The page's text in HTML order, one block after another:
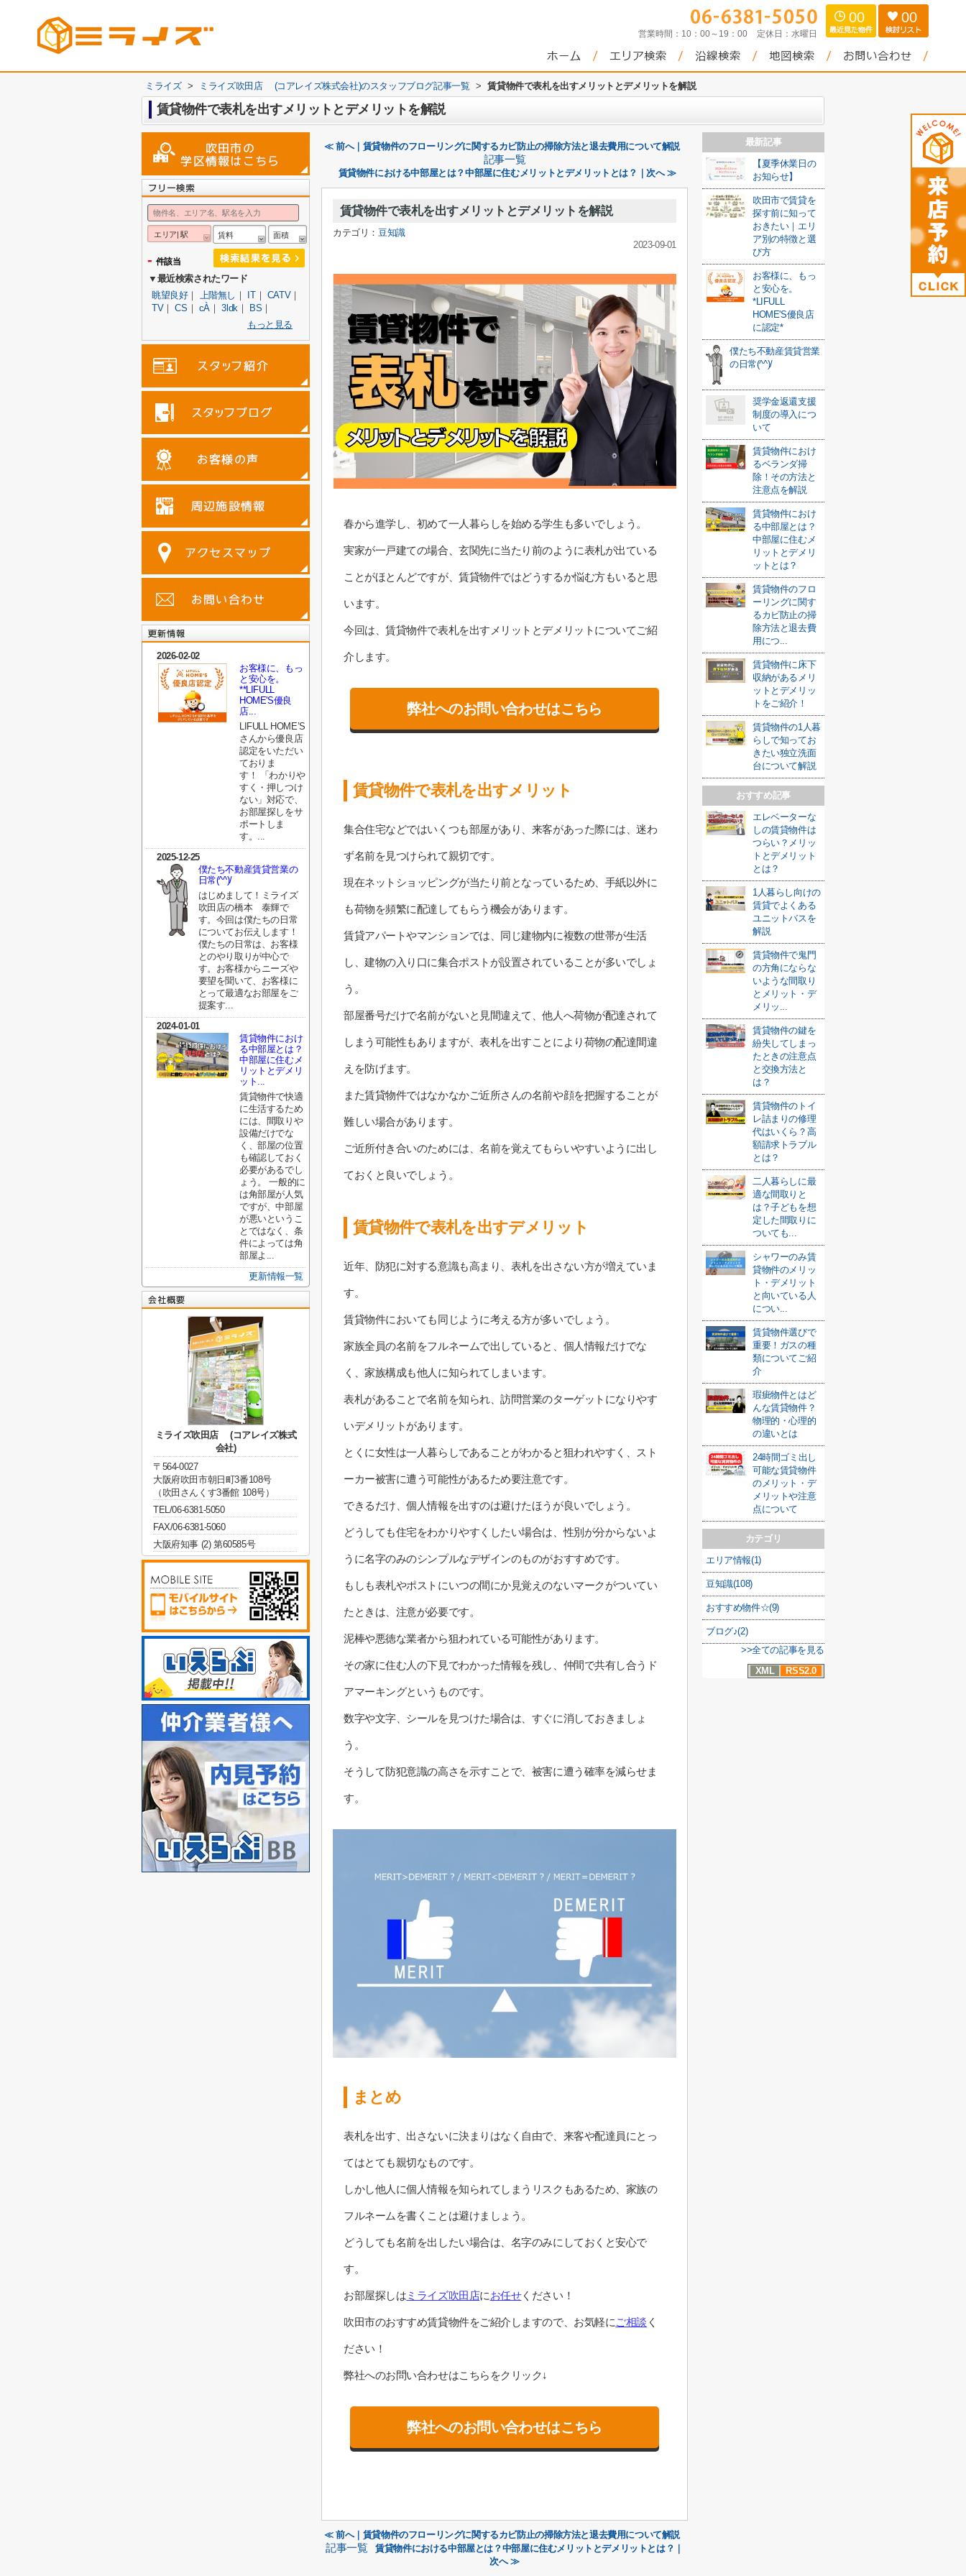
営業時間： 10：00～19：00 定休日： 水曜日
00 00
ミライズ > ミライズ吹田店 (コアレイズ株式会社)のスタッフブログ記事一覧 > 賃貸物件で表札を出すメリットとデメリットを解説
賃貸物件で表札を出すメリットとデメリットを解説
≪ 前へ｜賃貸物件のフローリングに関するカビ防止の掃除方法と退去費用について解説
記事一覧
賃貸物件における中部屋とは？中部屋に住むメリットとデメリットとは？｜次へ ≫
賃貸物件で表札を出すメリットとデメリットを解説
カテゴリ：豆知識
2023-09-01
春から進学し、初めて一人暮らしを始める学生も多いでしょう。
実家が一戸建ての場合、玄関先に当たり前のように表札が出ている
ことがほとんどですが、賃貸物件ではどうするか悩む方もいると思
います。
今回は、賃貸物件で表札を出すメリットとデメリットについてご紹
介します。
弊社へのお問い合わせはこちら
賃貸物件で表札を出すメリット
集合住宅などではいくつも部屋があり、来客があった際には、迷わ
ず名前を見つけられて親切です。
現在ネットショッピングが当たり前となっているため、手紙以外に
も荷物を頻繁に配達してもらう機会があります。
賃貸アパートやマンションでは、同じ建物内に複数の世帯が生活
し、建物の入り口に集合ポストが設置されていることが多いでしょ
う。
部屋番号だけで名前がないと見間違えて、他人へ荷物が配達されて
しまう可能性もありますが、表札を出すことにより荷物の配達間違
えを防げます。
また賃貸物件ではなかなかご近所さんの名前や顔を把握することが
難しい場合があります。
ご近所付き合いのためには、名前を覚えてもらいやすいように出し
ておくと良いでしょう。
賃貸物件で表札を出すデメリット
近年、防犯に対する意識も高まり、表札を出さない方が増えていま
す。
賃貸物件においても同じように考える方が多いでしょう。
家族全員の名前をフルネームで出していると、個人情報だけでな
く、家族構成も他人に知られてしまいます。
表札があることで名前を知られ、訪問営業のターゲットになりやす
いデメリットがあります。
とくに女性は一人暮らしであることがわかると狙われやすく、スト
ーカー被害に遭う可能性があるため要注意です。
できるだけ、個人情報を出すのは避けたほうが良いでしょう。
どうしても住宅をわかりやすくしたい場合は、性別が分からないよ
うに名字のみのシンプルなデザインのものがおすすめです。
もしも表札やポストにいつの間にか見覚えのないマークがついてい
たときは、注意が必要です。
泥棒や悪徳な業者から狙われている可能性があります。
その家に住む人の下見でわかった情報を残し、仲間で共有し合うド
アマーキングというものです。
数字や文字、シールを見つけた場合は、すぐに消しておきましょ
う。
そうして防犯意識の高さを示すことで、被害に遭う確率を減らせま
す。
まとめ
表札を出す、出さないに決まりはなく自由で、来客や配達員にとっ
てはとても親切なものです。
しかし他人に個人情報を知られてしまうリスクもあるため、家族の
フルネームを書くことは避けましょう。
どうしても名前を出したい場合は、名字のみにしておくと安心で
す。
お部屋探しはミライズ吹田店にお任せください！
吹田市のおすすめ賃貸物件をご紹介しますので、お気軽にご相談 く
ださい！
弊社へのお問い合わせはこちらをクリック↓
弊社へのお問い合わせはこちら
≪ 前へ｜賃貸物件のフローリングに関するカビ防止の掃除方法と退去費用について解説
記事一覧
賃貸物件における中部屋とは？中部屋に住むメリットとデメリットとは？｜
次へ ≫
最新記事
【夏季休業日の
お知らせ】
吹田市で賃貸を
探す前に知って
おきたい｜エリ
ア別の特徴と選
び方
お客様に、もっ
と安心を。
*LIFULL
HOME'S優良店
に認定*
僕たち不動産賃貸営業
の日常(^^)/
奨学金返還支援
制度の導入につ
いて
賃貸物件におけ
るベランダ掃
除！その方法と
注意点を解説
賃貸物件におけ
る中部屋とは？
中部屋に住むメ
リットとデメリ
ットとは？
賃貸物件のフロ
ーリングに関す
るカビ防止の掃
除方法と退去費
用につ...
賃貸物件に床下
収納があるメリ
ットとデメリッ
トをご紹介！
賃貸物件の1人暮
らしで知ってお
きたい独立洗面
台について解説
おすすめ記事
エレベーターな
しの賃貸物件は
つらい？メリッ
トとデメリット
とは？
1人暮らし向けの
賃貸でよくある
ユニットバスを
解説
賃貸物件で鬼門
の方角にならな
いような間取り
とメリット・デ
メリッ...
賃貸物件の鍵を
紛失してしまっ
たときの注意点
と交換方法と
は？
賃貸物件のトイ
レ詰まりの修理
代はいくら？高
額請求トラブル
とは？
二人暮らしに最
適な間取りと
は？子どもを想
定した間取りに
ついても...
シャワーのみ賃
貸物件のメリッ
ト・デメリット
と向いている人
につい...
賃貸物件選びで
重要！ガスの種
類についてご紹
介
瑕疵物件とはど
んな賃貸物件？
物理的・心理的
の違いとは
24時間ゴミ出し
可能な賃貸物件
のメリット・デ
メリットや注意
点について
カテゴリ
エリア情報(1)
豆知識(108)
おすすめ物件☆(9)
ブログ♪(2)
>>全ての記事を見る
XML
RSS2.0
エリア| 駅 賃料 面積
- 件該当
▼最近検索されたワード
眺望良好｜ 上階無し ｜ IT｜ CATV｜
TV｜CS ｜ cÀ ｜3ldk｜ BS ｜
もっと見る
2026-02-02
お客様に、もっ
と安心を。
**LIFULL
HOME'S優良
店...
LIFULL HOME’S
さんから優良店
認定をいただい
ておりま
す！ 「わかりや
すく・押しつけ
ない」対応で、
お部屋探しをサ
ポートしま
す。...
2025-12-25
僕たち不動産賃貸営業の
日常(^^)/
はじめまして！ミライズ
吹田店の橋本 泰輝で
す。今回は僕たちの日常
についてお伝えします！
僕たちの日常は、お客様
とのやり取りが中心で
す。お客様からニーズや
要望を聞いて、お客様に
とって最適なお部屋をご
提案す...
2024-01-01
賃貸物件におけ
る中部屋とは？
中部屋に住むメ
リットとデメリ
ット...
賃貸物件で快適
に生活するため
には、間取りや
設備だけでな
く、部屋の位置
も確認しておく
必要があるでし
ょう。 一般的に
は角部屋が人気
ですが、中部屋
が悪いというこ
とではなく、条
件によっては角
部屋よ...
更新情報一覧
ミライズ吹田店 (コアレイズ株式
会社)
〒564-0027
大阪府吹田市朝日町3番108号
（吹田さんくす3番館 108号）
TEL/06-6381-5050
FAX/06-6381-5060
大阪府知事 (2) 第60585号